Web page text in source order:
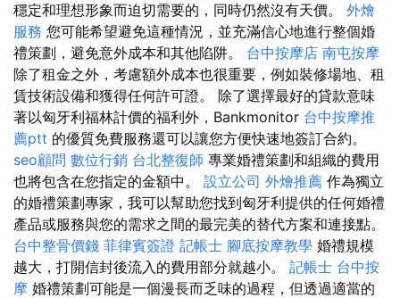
穩定和理想形象而迫切需要的，同時仍然沒有天價。 外燴
服務 您可能希望避免這種情況，並充滿信心地進行整個婚
禮策劃，避免意外成本和其他陷阱。 台中按摩店 南屯按摩
除了租金之外，考慮額外成本也很重要，例如裝修場地、租
賃技術設備和獲得任何許可證。 除了選擇最好的貸款意味
著以匈牙利福林計價的福利外，Bankmonitor 台中按摩推
薦ptt 的優質免費服務還可以讓您方便快速地簽訂合約。
seo顧問 數位行銷 台北整復師 專業婚禮策劃和組織的費用
也將包含在您指定的金額中。 設立公司 外燴推薦 作為獨立
的婚禮策劃專家，我可以幫助您找到匈牙利提供的任何婚禮
產品或服務與您的需求之間的最完美的替代方案和連接點。
台中整骨價錢 菲律賓簽證 記帳士 腳底按摩教學 婚禮規模
越大，打開信封後流入的費用部分就越小。 記帳士 台中按
摩 婚禮策劃可能是一個漫長而乏味的過程，但透過適當的